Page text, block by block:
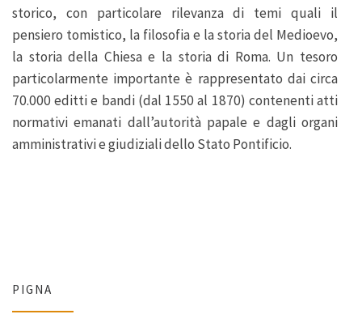
storico, con particolare rilevanza di temi quali il
pensiero tomistico, la filosofia e la storia del Medioevo,
la storia della Chiesa e la storia di Roma. Un tesoro
particolarmente importante è rappresentato dai circa
70.000 editti e bandi (dal 1550 al 1870) contenenti atti
normativi emanati dall’autorità papale e dagli organi
amministrativi e giudiziali dello Stato Pontificio.
PIGNA